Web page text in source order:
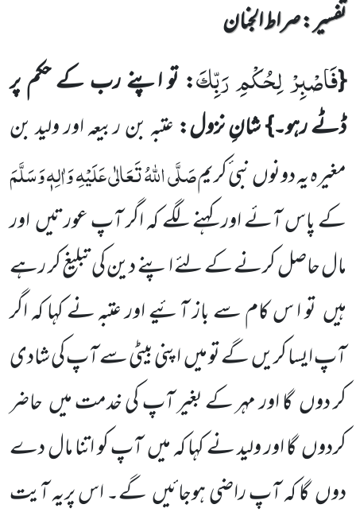
تفسیر : ‎صراط الجنان
{فَاصْبِرْ لِحُكْمِ رَبِّكَ: تو اپنے رب کے حکم پر
ڈٹے رہو۔}شانِ نزول:عتبہ بن ربیعہ اور ولید بن
مغیرہ یہ دونوںنبی ٔکریمصَلَّی اللّٰہُ تَعَالٰی عَلَیْہِوَاٰلِہٖ وَسَلَّمَ
کے پاس آئے اور کہنے لگے کہ اگر آپ عورتیںاور
مال حاصل کرنے کے لئے اپنے دین کی تبلیغ کر رہے
ہیںتو ا س کام سے باز آئیے اور عتبہ نے کہا کہ اگر
آپ ایسا کریںگے تو میںاپنی بیٹی سے آپ کی شادی
کر دوںگا اور مہر کے بغیر آپ کی خدمت میںحاضر
کردوںگا اور ولید نے کہا کہ میںآپ کو اتنا مال دے
دوںگا کہآپ راضی ہوجائیںگے۔ اس پریہ آیت